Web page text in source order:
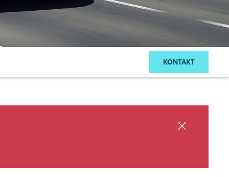
KONTAKT